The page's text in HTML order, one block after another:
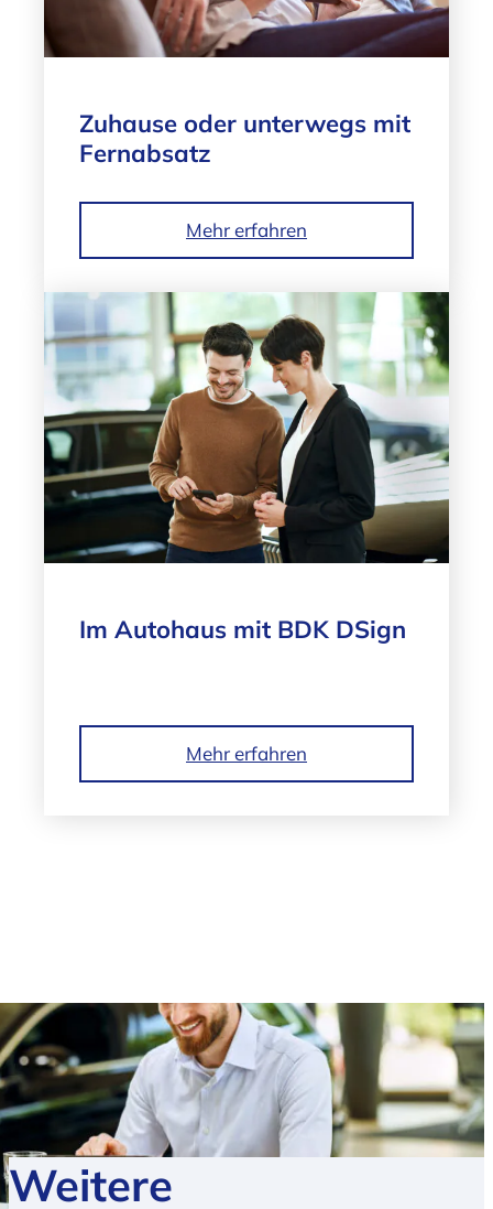
Zuhause oder unterwegs mit
Fernabsatz
Mehr erfahren
Im Autohaus mit BDK DSign
Mehr erfahren
Weitere